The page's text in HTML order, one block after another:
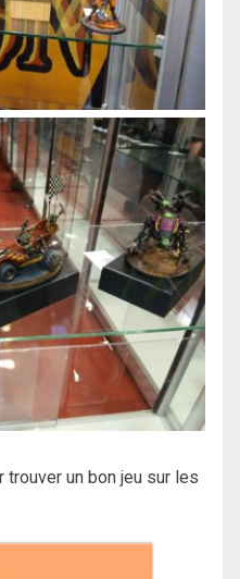
trouver un bon jeu sur les